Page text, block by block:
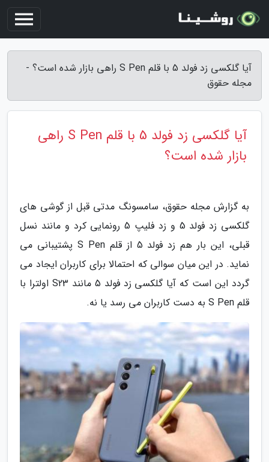
آیا گلکسی زد فولد 5 با قلم S Pen راهی بازار شده است؟ -
مجله حقوق
آیا گلکسی زد فولد 5 با قلم S Pen راهی
بازار شده است؟
به گزارش مجله حقوق، سامسونگ مدتی قبل از گوشی های
گلکسی زد فولد 5 و زد فلیپ 5 رونمایی کرد و مانند نسل
قبلی، این بار هم زد فولد 5 از قلم S Pen پشتیبانی می
نماید. در این میان سوالی که احتمالا برای کاربران ایجاد می
گردد این است که آیا گلکسی زد فولد 5 مانند S23 اولترا با
قلم S Pen به دست کاربران می رسد یا نه.